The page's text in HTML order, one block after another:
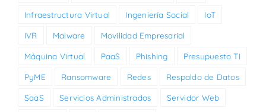
Infraestructura Virtual Ingeniería Social IoT
IVR Malware Movilidad Empresarial
Máquina Virtual PaaS Phishing Presupuesto TI
PyME Ransomware Redes Respaldo de Datos
SaaS Servicios Administrados Servidor Web